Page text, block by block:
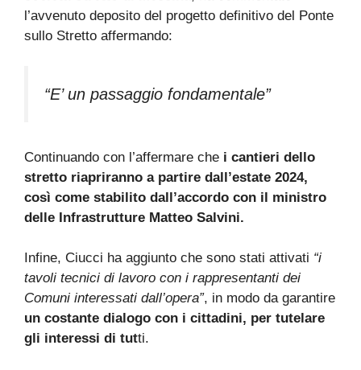
l’avvenuto deposito del progetto definitivo del Ponte
sullo Stretto affermando:
“E’ un passaggio fondamentale”
Continuando con l’affermare che i cantieri dello
stretto riapriranno a partire dall’estate 2024,
così come stabilito dall’accordo con il ministro
delle Infrastrutture Matteo Salvini.
Infine, Ciucci ha aggiunto che sono stati attivati “i
tavoli tecnici di lavoro con i rappresentanti dei
Comuni interessati dall’opera”, in modo da garantire
un costante dialogo con i cittadini, per tutelare
gli interessi di tutti.